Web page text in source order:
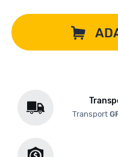
Transport